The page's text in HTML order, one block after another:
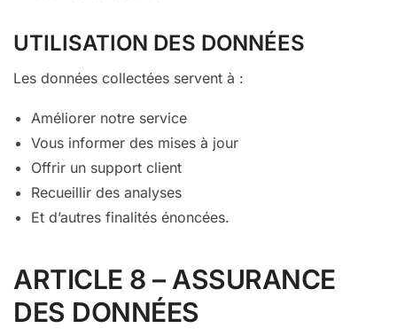
UTILISATION DES DONNÉES
Les données collectées servent à :
Améliorer notre service
Vous informer des mises à jour
Offrir un support client
Recueillir des analyses
Et d’autres finalités énoncées.
ARTICLE 8 – ASSURANCE
DES DONNÉES